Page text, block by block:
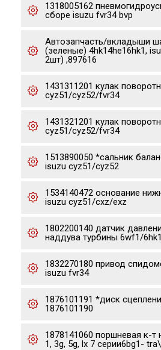
1318005162
сборе isuzu fvr34 bvp
Автозапчасть/вкладыши
(зеленые) 4hk14he16hk1,
2шт) ,897616
1431311201 кулак
cyz51/cyz52/fvr34
1431321201 кулак
cyz51/cyz52/fvr34
1513890050 *сальник
isuzu cyz51/cyz52
1534140472 основание
isuzu cyz51/cxz/exz
1802200140 датчик
наддува турбины 6wf1/
1832270180 привод
isuzu fvr34
1876101191 *диск
1876101190
1878141060 поршневая к-т
1, 3g, 5g, lx 7 серии6bg1-